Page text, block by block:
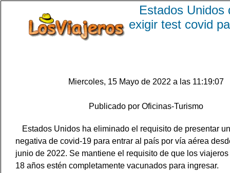
Estados Unidos
exigir test covid
Miercoles, 15 Mayo de 2022 a las 11:19:07
Publicado por Oficinas-Turismo
Estados Unidos ha eliminado el requisito de presentar
negativa de covid-19 para entrar al país por vía aérea
junio de 2022. Se mantiene el requisito de que los
18 años estén completamente vacunados para ingresar.